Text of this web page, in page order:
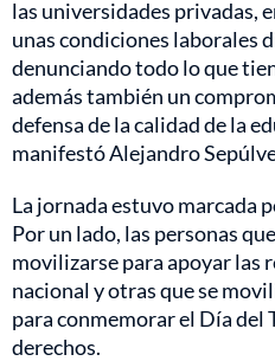
las universidades privadas,
unas condiciones laborales
denunciando todo lo que
además también un
defensa de la calidad de la
manifestó Alejandro
La jornada estuvo marcada
Por un lado, las personas
movilizarse para apoyar las
nacional y otras que se
para conmemorar el Día del
derechos.